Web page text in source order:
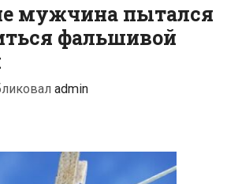
мужчина пытался
фальшивой
admin